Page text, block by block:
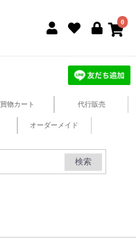
0
買物カート 代行販売
オーダーメイド
検索